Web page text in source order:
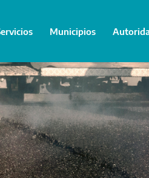
Municipios